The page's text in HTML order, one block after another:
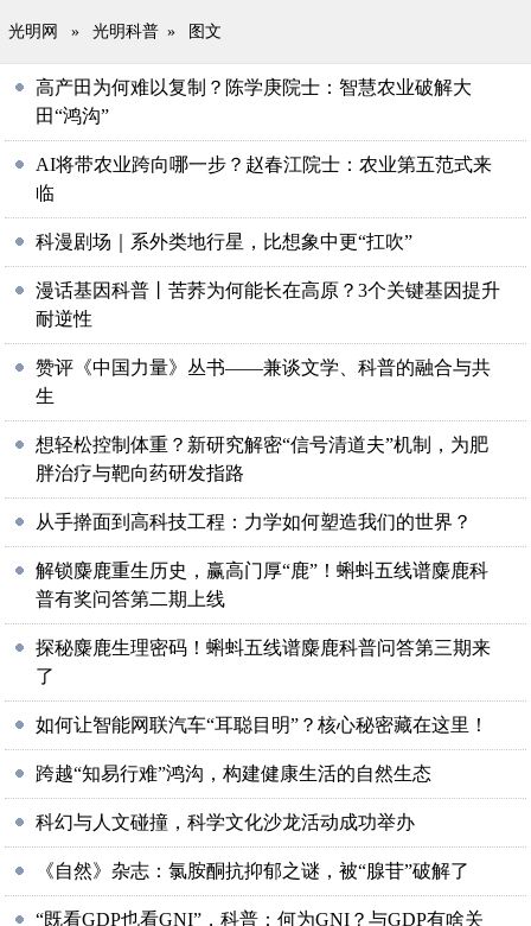
光明网 » 光明科普 » 图文
高产田为何难以复制？陈学庚院士：智慧农业破解大
田“鸿沟”
AI将带农业跨向哪一步？赵春江院士：农业第五范式来
临
科漫剧场｜系外类地行星，比想象中更“扛吹”
漫话基因科普丨苦荞为何能长在高原？3个关键基因提升
耐逆性
赞评《中国力量》丛书——兼谈文学、科普的融合与共
生
想轻松控制体重？新研究解密“信号清道夫”机制，为肥
胖治疗与靶向药研发指路
从手擀面到高科技工程：力学如何塑造我们的世界？
解锁麋鹿重生历史，赢高门厚“鹿”！蝌蚪五线谱麋鹿科
普有奖问答第二期上线
探秘麋鹿生理密码！蝌蚪五线谱麋鹿科普问答第三期来
了
如何让智能网联汽车“耳聪目明”？核心秘密藏在这里！
跨越“知易行难”鸿沟，构建健康生活的自然生态
科幻与人文碰撞，科学文化沙龙活动成功举办
《自然》杂志：氯胺酮抗抑郁之谜，被“腺苷”破解了
“既看GDP也看GNI”，科普：何为GNI？与GDP有啥关